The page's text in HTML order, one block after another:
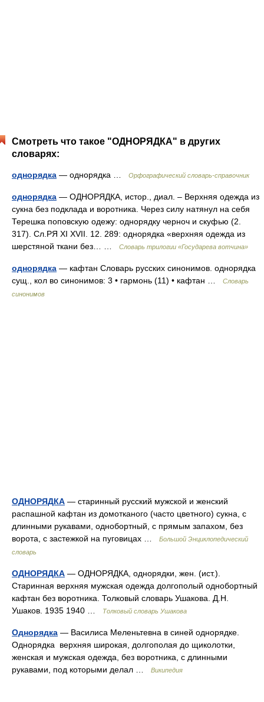
Смотреть что такое "ОДНОРЯДКА" в других
словарях:
однорядка — однорядка … Орфографический словарь-справочник
однорядка — ОДНОРЯДКА, истор., диал. – Верхняя одежда из
сукна без подклада и воротника. Через силу натянул на себя
Терешка поповскую одежу: однорядку черноч и скуфью (2.
317). Сл.РЯ XI XVII. 12. 289: однорядка «верхняя одежда из
шерстяной ткани без… …
Словарь трилогии «Государева вотчина»
однорядка — кафтан Словарь русских синонимов. однорядка
сущ., кол во синонимов: 3 • гармонь (11) • кафтан …
Словарь
синонимов
ОДНОРЯДКА — старинный русский мужской и женский
распашной кафтан из домотканого (часто цветного) сукна, с
длинными рукавами, однобортный, с прямым запахом, без
ворота, с застежкой на пуговицах …
Большой Энциклопедический
словарь
ОДНОРЯДКА — ОДНОРЯДКА, однорядки, жен. (ист.).
Старинная верхняя мужская одежда долгополый однобортный
кафтан без воротника. Толковый словарь Ушакова. Д.Н.
Ушаков. 1935 1940 …
Толковый словарь Ушакова
Однорядка — Василиса Меленьтевна в синей однорядке.
Однорядка верхняя широкая, долгополая до щиколотки,
женская и мужская одежда, без воротника, с длинными
рукавами, под которыми делал …
Википедия